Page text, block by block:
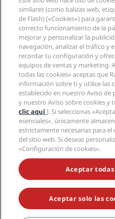
Nuevos hoteles y próximas
Aplicación de Radisson Hotels
Hoteles Sports Approved
Hoteles ideales para familias
Salud y seguridad
Radisson Hotel Group
Medios
Empleos en RHG
Empleos en PPHE
Empleos en EHL
The Club by RHG
Oportunidades de desarrollo
Responsabilidad social
Compras
Información legal
Centro de privacidad
Aviso legal
Términos y condiciones de
Acuerdo de uso del sitio
Accesibilidad digital
Declaración sobre la
Ayuda
Avisos al consumidor
Contacto
Preguntas frecuentes
Mapa del sitio
Redes sociales
Marcas de Radisson Hotels
NO TE PIERDAS NUESTRAS
© 2026 Radisson Hotel Group.
Radisson Hotel Group, Radisson,
Collection, Radisson Individuals,
similares (como balizas web,
de Flash) («Cookies») para
correcto funcionamiento de la
mejorar y personalizar la
navegación, analizar el tráfico y
recordar tu configuración y
equipos de ventas y marketing.
todas las cookies» aceptas que
información sobre ti y utilice las
establecido en nuestro Aviso de
y nuestro Aviso sobre cookies y
clic aquí]. Si seleccionas
esenciales», únicamente
estrictamente necesarias para
del sitio web. Si deseas
«Configuración de cookies».
Aceptar
Aceptar solo las